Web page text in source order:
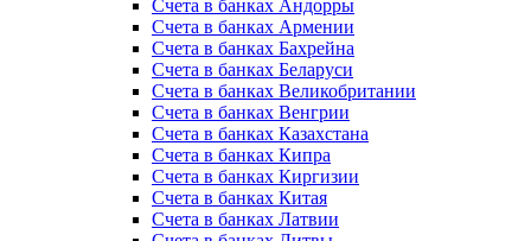
Счета в банках Андорры
Счета в банках Армении
Счета в банках Бахрейна
Счета в банках Беларуси
Счета в банках Великобритании
Счета в банках Венгрии
Счета в банках Казахстана
Счета в банках Кипра
Счета в банках Киргизии
Счета в банках Китая
Счета в банках Латвии